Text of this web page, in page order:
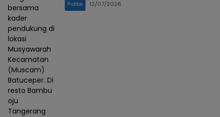
bersama
kader
pendukung di
lokasi
Musyawarah
Kecamatan
(Muscam)
Batuceper. Di
resto Bambu
oju
Tangerang
Politik 12/07/2026